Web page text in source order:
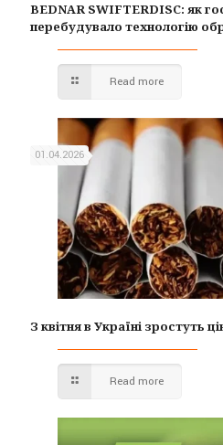
BEDNAR SWIFTERDISC: як
перебудувало технологію
Read more
01.04.2026
З квітня в Україні зростуть
Read more